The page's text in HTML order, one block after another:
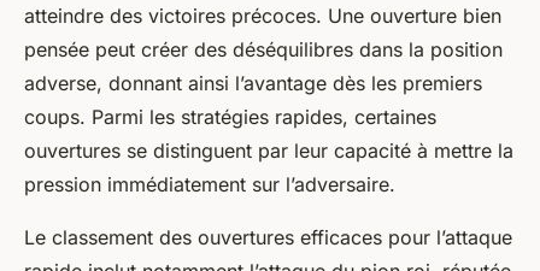
atteindre des victoires précoces. Une ouverture bien
pensée peut créer des déséquilibres dans la position
adverse, donnant ainsi l’avantage dès les premiers
coups. Parmi les stratégies rapides, certaines
ouvertures se distinguent par leur capacité à mettre la
pression immédiatement sur l’adversaire.
Le classement des ouvertures efficaces pour l’attaque